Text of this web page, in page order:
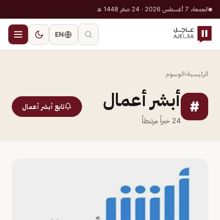
الجمعة، 7 أغسطس 2026 · 24 صفر 1448 هـ
EN
الرئيسية‹الوسوم
# أبشر أعمال
24 خبراً مرتبطاً
تابع أبشر أعمال